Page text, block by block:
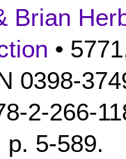
Brian
•
0398-
2-266-
p. 5-589.